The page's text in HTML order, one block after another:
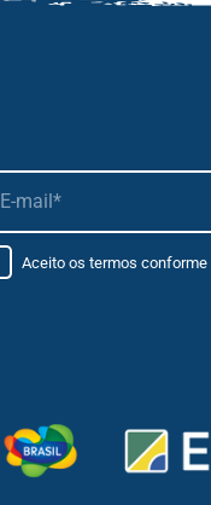
Aceito os termos conforme